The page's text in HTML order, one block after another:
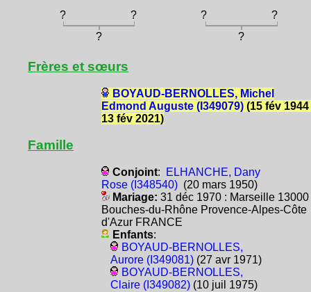
? ? ?
?
?
?
Frères et sœurs
BOYAUD-BERNOLLES, Michel
Edmond Auguste (I349079)(15 fév 1944
13 fév 2021)
Famille
Conjoint:
ELHANCHE, Dany
Rose (I348540)(20 mars 1950)
Mariage: 31 déc 1970 : Marseille 13000
Bouches-du-Rhône Provence-Alpes-Côte
d'Azur FRANCE
Enfants:
BOYAUD-BERNOLLES,
Aurore (I349081)(27 avr 1971)
BOYAUD-BERNOLLES,
Claire (I349082)(10 juil 1975)